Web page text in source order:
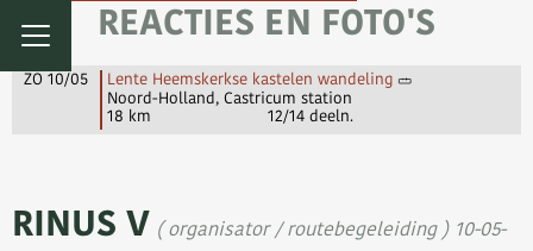
REACTIES EN FOTO'S
ZO 10/05 Lente Heemskerkse kastelen wandeling
Noord-Holland, Castricum station
18 km 12/14 deeln.
RINUS V ( organisator / routebegeleiding ) 10-05-